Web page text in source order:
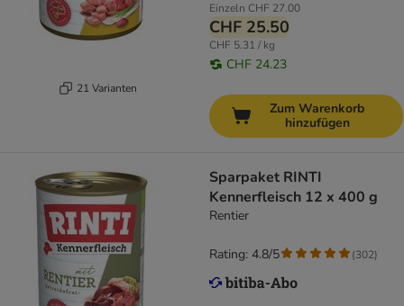
21 Varianten
Einzeln CHF 27.00
CHF 25.50
CHF 5.31 / kg
CHF 24.23
Zum Warenkorb
hinzufügen
Sparpaket RINTI
Kennerfleisch 12 x 400 g
Rentier
Rating: 4.8/5 (302)